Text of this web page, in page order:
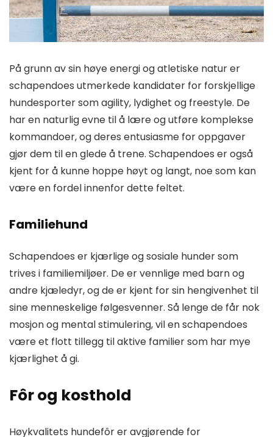
På grunn av sin høye energi og atletiske natur er
schapendoes utmerkede kandidater for forskjellige
hundesporter som agility, lydighet og freestyle. De
har en naturlig evne til å lære og utføre komplekse
kommandoer, og deres entusiasme for oppgaver
gjør dem til en glede å trene. Schapendoes er også
kjent for å kunne hoppe høyt og langt, noe som kan
være en fordel innenfor dette feltet.
Familiehund
Schapendoes er kjærlige og sosiale hunder som
trives i familiemiljøer. De er vennlige med barn og
andre kjæledyr, og de er kjent for sin hengivenhet til
sine menneskelige følgesvenner. Så lenge de får nok
mosjon og mental stimulering, vil en schapendoes
være et flott tillegg til aktive familier som har mye
kjærlighet å gi.
Fôr og kosthold
Høykvalitets hundefôr er avgjørende for